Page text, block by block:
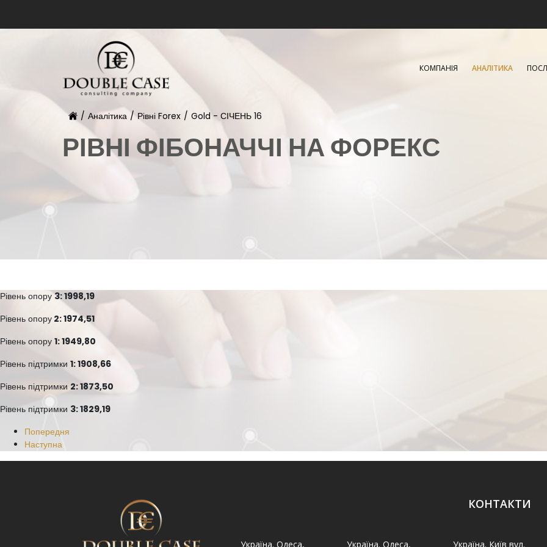
КОМПАНІЯ АНАЛІТИКА
/ Аналітика / Рівні Forex / Gold - СІЧЕНЬ 16
РІВНІ ФІБОНАЧЧІ НА ФОРЕКС
Рівень опору3: 1998,19
Рівень опору 2: 1974,51
Рівень опору 1: 1949,80
Рівень підтримки 1: 1908,66
Рівень підтримки 2: 1873,50
Рівень підтримки 3: 1829,19
Попередня
Наступна
КОНТАКТИ
Україна. Львів вул. Україна. Львів, просп. Україна. Одеса, Україна. Одеса, Україна. Київ вул.